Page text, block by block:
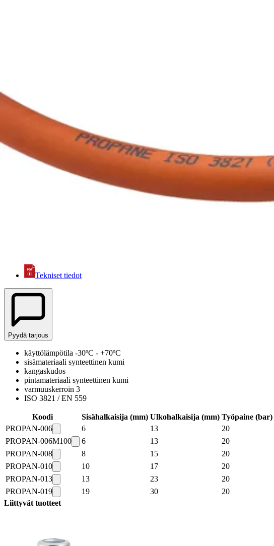
Palvelut
Meistä
Tekninen tuki
Teollisuusletkut ja -liittimet
Hitsaus- ja kaasuletkut
PROPAN - Nestekaasuletku
PROPAN - Nestekaasuletku
Tekniset tiedot
Pyydä tarjous
käyttölämpötila -30ºC - +70ºC
sisämateriaali synteettinen kumi
kangaskudos
pintamateriaali synteettinen kumi
varmuuskerroin 3
ISO 3821 / EN 559
Koodi Sisähalkaisija (mm) Ulkohalkaisija (mm) Työpaine (bar)
PROPAN-006
6 13 20
PROPAN-006M100
6 13 20
PROPAN-008
8 15 20
PROPAN-010
10 17 20
PROPAN-013
13 23 20
PROPAN-019
19 30 20
Liittyvät tuotteet